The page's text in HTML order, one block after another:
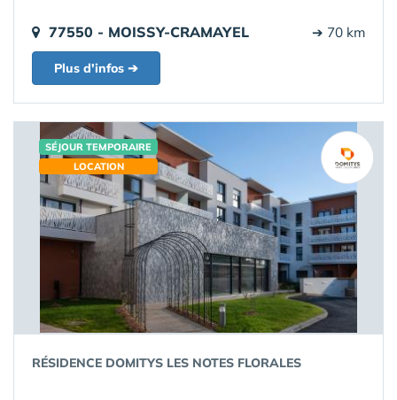
77550 - MOISSY-CRAMAYEL ➔ 70 km
Plus d'infos ➔
SÉJOUR TEMPORAIRE
LOCATION
RÉSIDENCE DOMITYS LES NOTES FLORALES